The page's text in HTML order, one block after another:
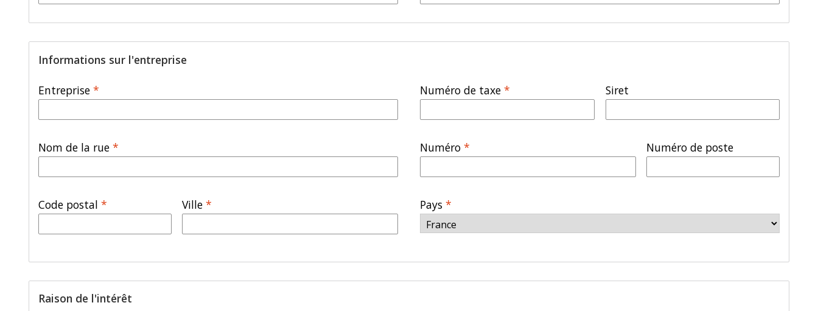
Informations sur l'entreprise
Entreprise * Numéro de taxe* Siret
Nom de la rue * Numéro* Numéro de poste
Code postal * Ville* Pays*
Raison de l'intérêt